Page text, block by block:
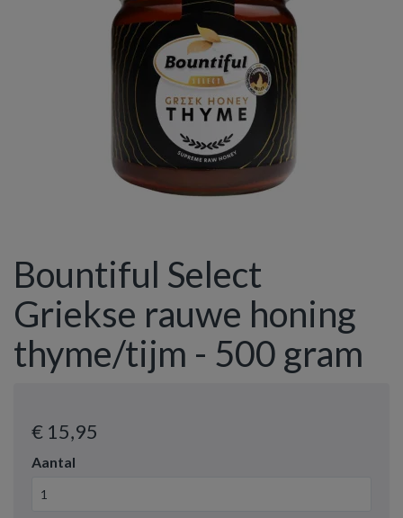
Bountiful Select
Griekse rauwe honing
thyme/tijm - 500 gram
€ 15,95
Aantal